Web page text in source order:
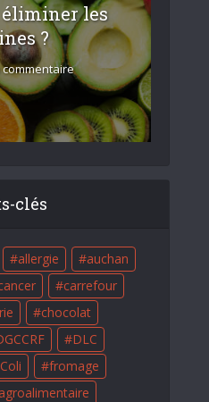
les
?
clés
allergie
auchan
carrefour
chocolat
DLC
fromage